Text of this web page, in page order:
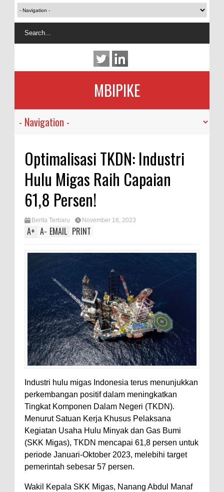
MBIPIKE
Optimalisasi TKDN: Industri
Hulu Migas Raih Capaian
61,8 Persen!
Berita Terbaru November 16, 2023
A+ A- EMAIL PRINT
Industri hulu migas Indonesia terus menunjukkan
perkembangan positif dalam meningkatkan
Tingkat Komponen Dalam Negeri (TKDN).
Menurut Satuan Kerja Khusus Pelaksana
Kegiatan Usaha Hulu Minyak dan Gas Bumi
(SKK Migas), TKDN mencapai 61,8 persen untuk
periode Januari-Oktober 2023, melebihi target
pemerintah sebesar 57 persen.
Wakil Kepala SKK Migas, Nanang Abdul Manaf